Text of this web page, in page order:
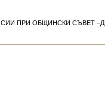
ПРИ ОБЩИНСКИ СЪВЕТ